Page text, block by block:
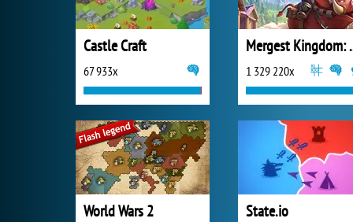
Castle Craft
67 933x 1 329 220x
World Wars 2 State.io